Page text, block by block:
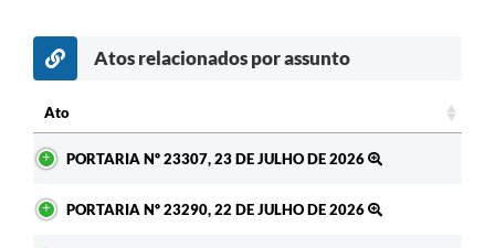
Atos relacionados por assunto
Ato
PORTARIA Nº 23307, 23 DE JULHO DE 2026
PORTARIA Nº 23290, 22 DE JULHO DE 2026